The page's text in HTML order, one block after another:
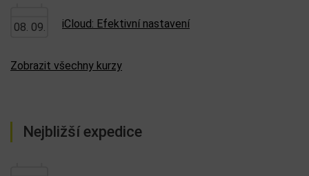
08. 09. iCloud: Efektivní nastavení
Zobrazit všechny kurzy
Nejbližší expedice